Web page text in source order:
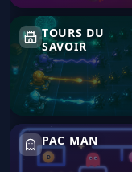
TOURS DU
SAVOIR
Tours du Savoir
PAC MAN
Pac Man